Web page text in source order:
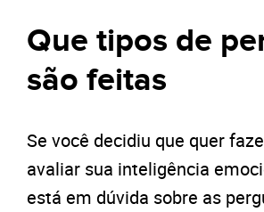
Que tipos de
são feitas
Se você decidiu que quer
avaliar sua inteligência
está em dúvida sobre as